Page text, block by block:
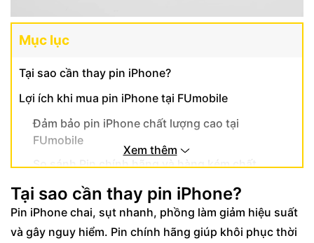
Mục lục
Tại sao cần thay pin iPhone?
Lợi ích khi mua pin iPhone tại FUmobile
Đảm bảo pin iPhone chất lượng cao tại
FUmobile
So sánh Pin chính hãng và hàng kém chất
Kết luận
Xem thêm
Tại sao cần thay pin iPhone?
Pin iPhone chai, sụt nhanh, phồng làm giảm hiệu suất
và gây nguy hiểm. Pin chính hãng giúp khôi phục thời